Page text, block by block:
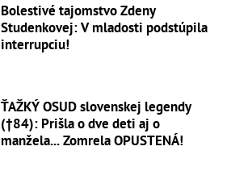
Bolestivé tajomstvo Zdeny
Studenkovej: V mladosti podstúpila
interrupciu!
ŤAŽKÝ OSUD slovenskej legendy
(†84): Prišla o dve deti aj o
manžela... Zomrela OPUSTENÁ!